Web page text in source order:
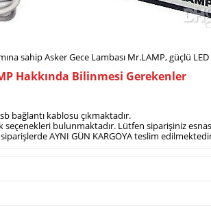
sahip Asker Gece Lambası Mr.LAMP, güçlü
Hakkında Bilinmesi Gerekenler
bağlantı kablosu çıkmaktadır.
seçenekleri bulunmaktadır. Lütfen siparişiniz
AYNI GÜN KARGOYA teslim